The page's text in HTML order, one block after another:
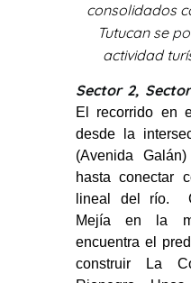
consolidados
Tutucan se
actividad
Sector 2,
El recorrido en
desde la
(Avenida
hasta conectar
lineal del río.
Mejía en la
encuentra el
construir La